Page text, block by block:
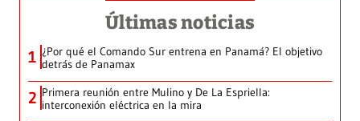
Últimas noticias
1 ¿Por qué el Comando Sur entrena en Panamá? El objetivo
detrás de Panamax
2 Primera reunión entre Mulino y De La Espriella:
interconexión eléctrica en la mira